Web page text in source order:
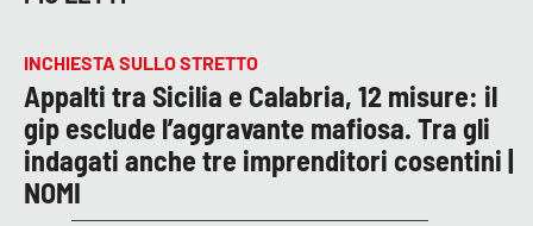
INCHIESTA SULLO STRETTO
Appalti tra Sicilia e Calabria, 12 misure: il
gip esclude l’aggravante mafiosa. Tra gli
indagati anche tre imprenditori cosentini |
NOMI